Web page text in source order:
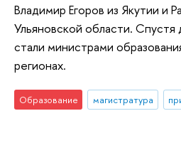
Владимир Егоров из Якутии и
Ульяновской области.
стали министрами
регионах.
Образование магистратура